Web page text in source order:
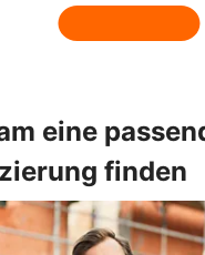
eine
finden